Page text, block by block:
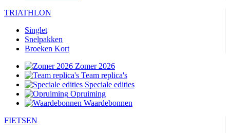
TRIATHLON
Singlet
Snelpakken
Broeken Kort
Zomer 2026
Team replica's
Speciale edities
Opruiming
Waardebonnen
FIETSEN